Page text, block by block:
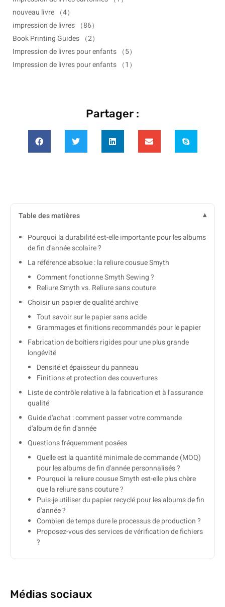
nouveau livre （4）
impression de livres （86）
Book Printing Guides （2）
Impression de livres pour enfants （5）
Impression de livres pour enfants （1）
Partager :
Table des matières
Pourquoi la durabilité est-elle importante pour les albums
de fin d'année scolaire ?
La référence absolue : la reliure cousue Smyth
Comment fonctionne Smyth Sewing ?
Reliure Smyth vs. Reliure sans couture
Choisir un papier de qualité archive
Tout savoir sur le papier sans acide
Grammages et finitions recommandés pour le papier
Fabrication de boîtiers rigides pour une plus grande
longévité
Densité et épaisseur du panneau
Finitions et protection des couvertures
Liste de contrôle relative à la fabrication et à l'assurance
qualité
Guide d'achat : comment passer votre commande
d'album de fin d'année
Questions fréquemment posées
Quelle est la quantité minimale de commande (MOQ)
pour les albums de fin d'année personnalisés ?
Pourquoi la reliure cousue Smyth est-elle plus chère
que la reliure sans couture ?
Puis-je utiliser du papier recyclé pour les albums de fin
d'année ?
Combien de temps dure le processus de production ?
Proposez-vous des services de vérification de fichiers
?
Médias sociaux